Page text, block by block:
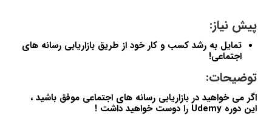
پیش نیاز:
تمایل به رشد کسب و کار خود از طریق بازاریابی رسانه های
اجتماعی!
توضیحات:
اگر می خواهید در بازاریابی رسانه های اجتماعی موفق باشید ،
این دوره Udemy را دوست خواهید داشت !